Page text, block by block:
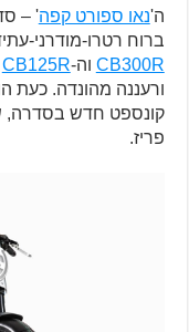
ה'נאו ספורט קפה' –
ברוח רטרו-מודרני-
CB300R וה-CB125R
ורעננה מהונדה. כעת
קונספט חדש בסדרה,
פריז.